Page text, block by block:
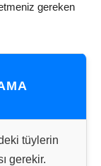
gereken
tüylerin
gerekir.